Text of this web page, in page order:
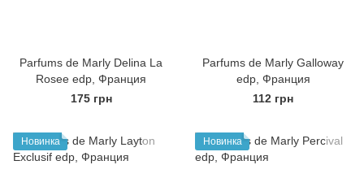
Parfums de Marly Delina La
Rosee edp, Франция
175 грн
Parfums de Marly Galloway
edp, Франция
112 грн
Новинка Новинка